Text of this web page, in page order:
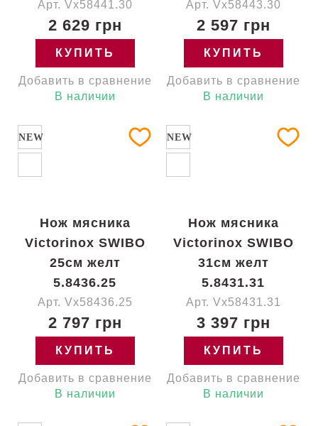
Арт. Vx58441.30
2 629 грн
КУПИТЬ
Добавить в сравнение
В наличии
Арт. Vx58443.30
2 597 грн
КУПИТЬ
Добавить в сравнение
В наличии
NEW
Нож мясника
Victorinox SWIBO
25см желт
5.8436.25
Арт. Vx58436.25
2 797 грн
КУПИТЬ
Добавить в сравнение
В наличии
NEW
Нож мясника
Victorinox SWIBO
31см желт
5.8431.31
Арт. Vx58431.31
3 397 грн
КУПИТЬ
Добавить в сравнение
В наличии